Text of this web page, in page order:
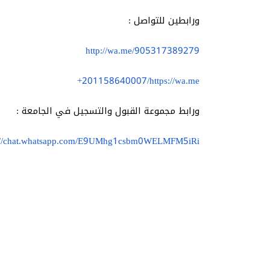
ورابطين للتواصل :
http://wa.me/905317389279
https://wa.me/⁦+201158640007
ورابط مجموعة القبول والتسجيل في الجامعة :
chat.whatsapp.com/E9UMhg1csbm0WELMFM5iRi